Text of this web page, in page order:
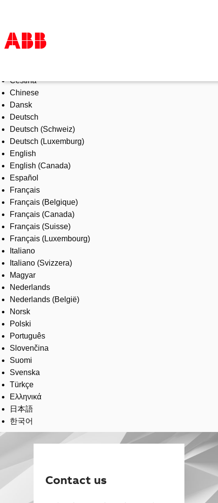
Products & Solutions
Industries
Services
About us
Where to buy
Contact us
Careers
Čeština
Chinese
Dansk
Deutsch
Deutsch (Schweiz)
Deutsch (Luxemburg)
English
English (Canada)
Español
Français
Français (Belgique)
Français (Canada)
Français (Suisse)
Français (Luxembourg)
Italiano
Italiano (Svizzera)
Magyar
Nederlands
Nederlands (België)
Norsk
Polski
Português
Slovenčina
Suomi
Svenska
Türkçe
Ελληνικά
日本語
한국어
Contact us